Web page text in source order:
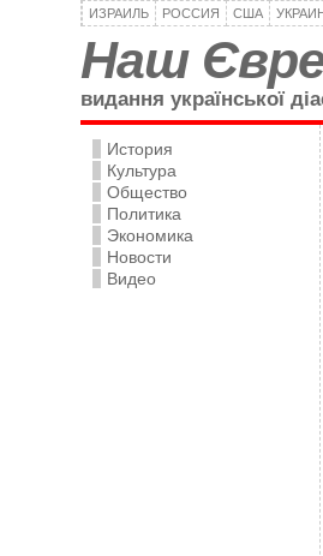
ИЗРАИЛЬ РОССИЯ США
Наш
видання української
История
Культура
Общество
Политика
Экономика
Новости
Видео